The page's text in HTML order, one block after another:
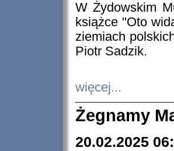
W Żydowskim
książce "Oto
ziemiach
Piotr Sadzik.
więcej...
Żegnamy
20.02.2025